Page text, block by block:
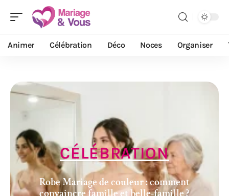
Animer Célébration Déco Noces Organiser
CÉLÉBRATION
Robe Mariage de couleur : comment
convaincre famille et belle-famille ?